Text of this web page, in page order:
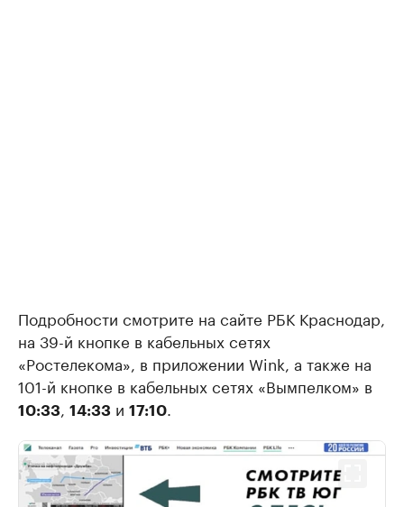
Подробности смотрите на сайте РБК Краснодар,
на 39-й кнопке в кабельных сетях
«Ростелекома», в приложении Wink, а также на
101-й кнопке в кабельных сетях «Вымпелком» в
10:33 14:33 и 17:10